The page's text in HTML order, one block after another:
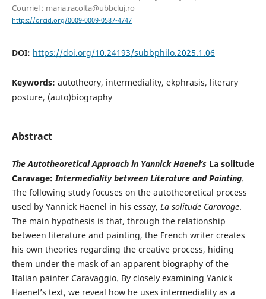
Courriel : maria.racolta@ubbcluj.ro
https://orcid.org/0009-0009-0587-4747
DOI: https://doi.org/10.24193/subbphilo.2025.1.06
Keywords: autotheory, intermediality, ekphrasis, literary
posture, (auto)biography
Abstract
The Autotheoretical Approach in Yannick Haenel’s La solitude
Caravage:Intermediality between Literature and Painting.
The following study focuses on the autotheoretical process
used by Yannick Haenel in his essay, La solitude Caravage.
The main hypothesis is that, through the relationship
between literature and painting, the French writer creates
his own theories regarding the creative process, hiding
them under the mask of an apparent biography of the
Italian painter Caravaggio. By closely examining Yanick
Haenel’s text, we reveal how he uses intermediality as a